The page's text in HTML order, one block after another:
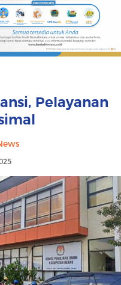
Pelayanan